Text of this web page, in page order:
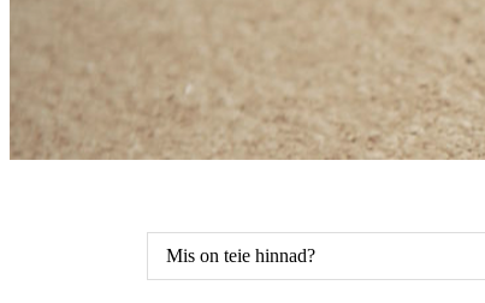
Mis on teie hinnad?